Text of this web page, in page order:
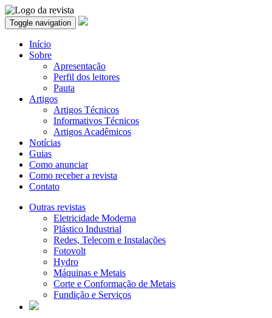
Toggle navigation
Início
Sobre
Apresentação
Perfil dos leitores
Pauta
Artigos
Artigos Técnicos
Informativos Técnicos
Artigos Acadêmicos
Notícias
Guias
Como anunciar
Como receber a revista
Contato
Outras revistas
Eletricidade Moderna
Plástico Industrial
Redes, Telecom e Instalações
Fotovolt
Hydro
Máquinas e Metais
Corte e Conformação de Metais
Fundição e Serviços